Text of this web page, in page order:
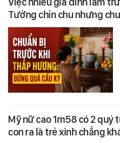
Tưởng chỉn chu nhưng
Mỹ nữ cao 1m58 có 2 quý
con ra là trẻ xinh chẳng